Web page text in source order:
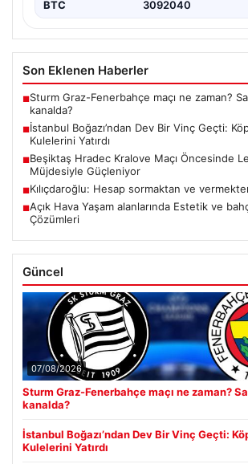
BTC 3092040
Son Eklenen Haberler
■Sturm Graz-Fenerbahçe maçı ne zaman?
kanalda?
■İstanbul Boğazı’ndan Dev Bir Vinç Geçti:
Kulelerini Yatırdı
■Beşiktaş Hradec Kralove Maçı Öncesinde
Müjdesiyle Güçleniyor
■Kılıçdaroğlu: Hesap sormaktan ve
■Açık Hava Yaşam alanlarında Estetik ve
Çözümleri
Güncel
07/08/2026
Sturm Graz-Fenerbahçe maçı ne zaman?
kanalda?
İstanbul Boğazı’ndan Dev Bir Vinç Geçti:
Kulelerini Yatırdı